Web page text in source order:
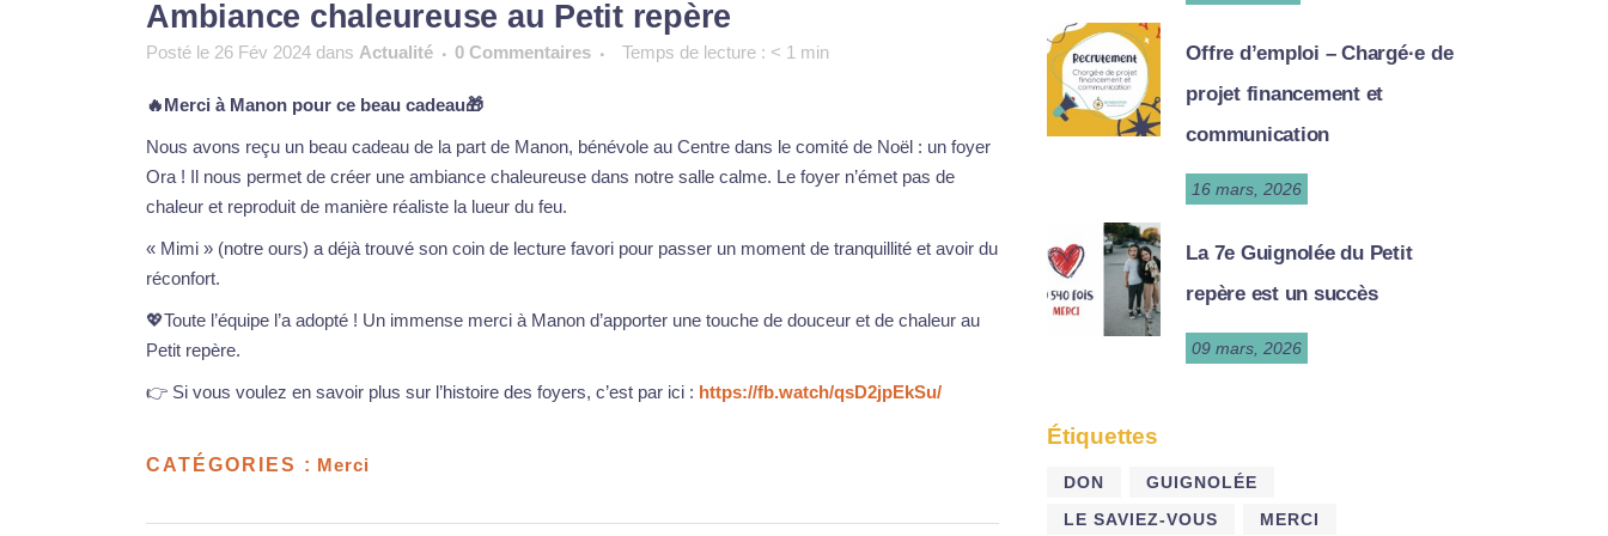
Ambiance chaleureuse au Petit repère
Posté le 26 Fév 2024 dans Actualité 0 Commentaires Temps de lecture : < 1 min
🔥Merci à Manon pour ce beau cadeau🎁
Nous avons reçu un beau cadeau de la part de Manon, bénévole au Centre dans le comité de Noël : un foyer
Ora ! Il nous permet de créer une ambiance chaleureuse dans notre salle calme. Le foyer n’émet pas de
chaleur et reproduit de manière réaliste la lueur du feu.
« Mimi » (notre ours) a déjà trouvé son coin de lecture favori pour passer un moment de tranquillité et avoir du
réconfort.
💖Toute l’équipe l’a adopté ! Un immense merci à Manon d’apporter une touche de douceur et de chaleur au
Petit repère.
👉 Si vous voulez en savoir plus sur l’histoire des foyers, c’est par ici : https://fb.watch/qsD2jpEkSu/
CATÉGORIES : Merci
Offre d’emploi – Chargé·e de
projet financement et
communication
16 mars, 2026
La 7e Guignolée du Petit
repère est un succès
09 mars, 2026
Étiquettes
DON
GUIGNOLÉE
LE SAVIEZ-VOUS
MERCI